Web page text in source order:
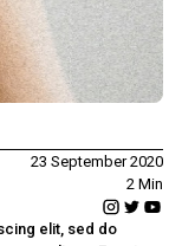
23 September 2020
2 Min
elit, sed do